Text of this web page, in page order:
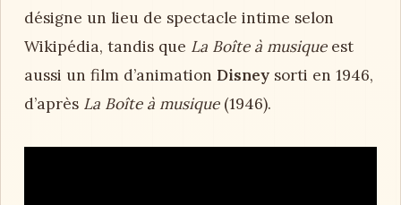
désigne un lieu de spectacle intime selon
Wikipédia, tandis que La Boîte à musiqueest
aussi un film d’animation Disney sorti en 1946,
d’après La Boîte à musique(1946).